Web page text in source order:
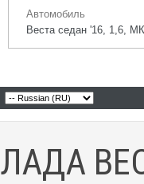
Автомобиль
Веста седан '16, 1,6,
ЛАДА